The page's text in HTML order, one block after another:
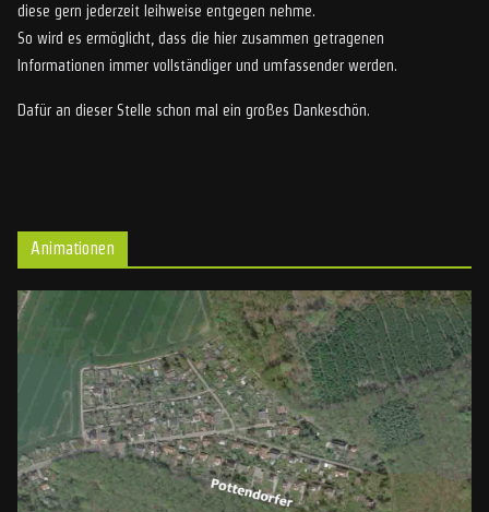
diese gern jederzeit leihweise entgegen nehme.
So wird es ermöglicht, dass die hier zusammen getragenen
Informationen immer vollständiger und umfassender werden.
Dafür an dieser Stelle schon mal ein großes Dankeschön.
Animationen